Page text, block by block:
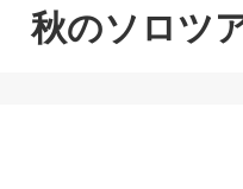
秋のソロツ